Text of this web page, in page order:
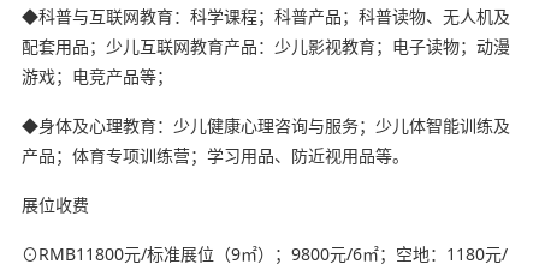
◆科普与互联网教育：科学课程；科普产品；科普读物、无人机及
配套用品；少儿互联网教育产品：少儿影视教育；电子读物；动漫
游戏；电竞产品等；
◆身体及心理教育：少儿健康心理咨询与服务；少儿体智能训练及
产品；体育专项训练营；学习用品、防近视用品等。
展位收费
⊙RMB11800元/标准展位（9㎡）；9800元/6㎡；空地：1180元/